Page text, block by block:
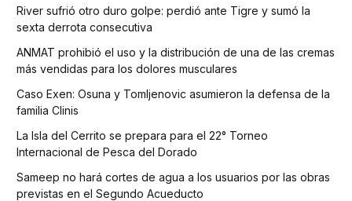
River sufrió otro duro golpe: perdió ante Tigre y sumó la
sexta derrota consecutiva
ANMAT prohibió el uso y la distribución de una de las cremas
más vendidas para los dolores musculares
Caso Exen: Osuna y Tomljenovic asumieron la defensa de la
familia Clinis
La Isla del Cerrito se prepara para el 22° Torneo
Internacional de Pesca del Dorado
Sameep no hará cortes de agua a los usuarios por las obras
previstas en el Segundo Acueducto